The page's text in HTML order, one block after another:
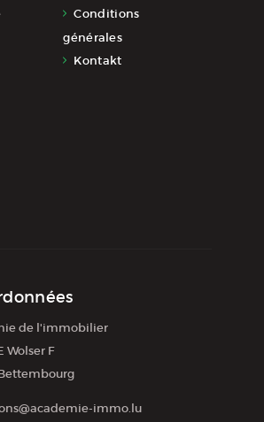
Conditions
générales
Kontakt
de l'immobilier
Wolser F
immo.lu